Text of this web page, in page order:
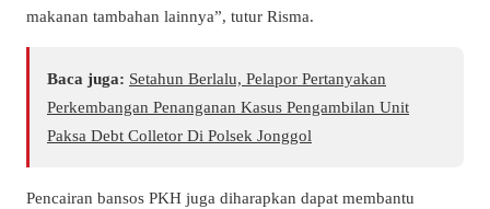
makanan tambahan lainnya”, tutur Risma.
Baca juga: Setahun Berlalu, Pelapor Pertanyakan
Perkembangan Penanganan Kasus Pengambilan Unit
Paksa Debt Colletor Di Polsek Jonggol
Pencairan bansos PKH juga diharapkan dapat membantu